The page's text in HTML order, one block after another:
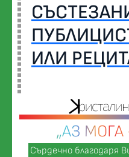
ИЛИ
„АЗ МОГА
Сърдечно благодаря